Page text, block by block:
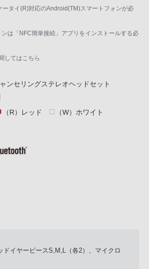
ータイ(R)対応のAndroid(TM)スマートフォンが必
ンは「NFC簡単接続」アプリをインストールする必
してはこちら
ンセリングステレオヘッドセット
（R）レッド （W）ホワイト
ドイヤーピースS,M,L（各2）、マイクロ